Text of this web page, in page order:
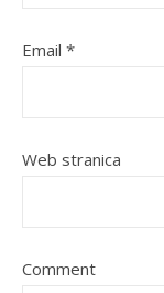
Email *
Web stranica
Comment